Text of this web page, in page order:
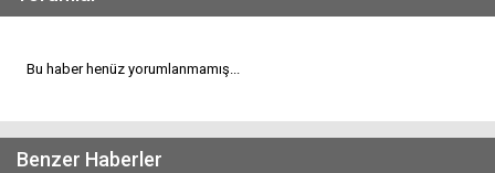
Bu haber henüz yorumlanmamış...
Benzer Haberler